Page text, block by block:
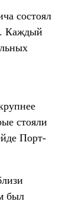
состоял
Каждый
стояли
Порт-
был